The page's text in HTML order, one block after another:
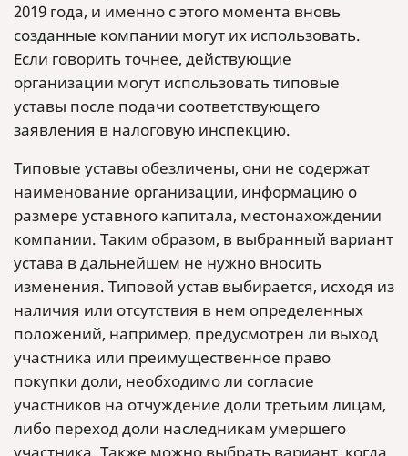
2019 года, и именно с этого момента вновь
созданные компании могут их использовать.
Если говорить точнее, действующие
организации могут использовать типовые
уставы после подачи соответствующего
заявления в налоговую инспекцию.
Типовые уставы обезличены, они не содержат
наименование организации, информацию о
размере уставного капитала, местонахождении
компании. Таким образом, в выбранный вариант
устава в дальнейшем не нужно вносить
изменения. Типовой устав выбирается, исходя из
наличия или отсутствия в нем определенных
положений, например, предусмотрен ли выход
участника или преимущественное право
покупки доли, необходимо ли согласие
участников на отчуждение доли третьим лицам,
либо переход доли наследникам умершего